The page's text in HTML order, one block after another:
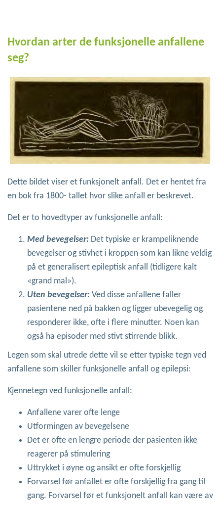
Hvordan arter de funksjonelle anfallene
seg?
Dette bildet viser et funksjonelt anfall. Det er hentet fra
en bok fra 1800- tallet hvor slike anfall er beskrevet.
Det er to hovedtyper av funksjonelle anfall:
Med bevegelser: Det typiske er krampeliknende
bevegelser og stivhet i kroppen som kan likne veldig
på et generalisert epileptisk anfall (tidligere kalt
«grand mal»).
Uten bevegelser: Ved disse anfallene faller
pasientene ned på bakken og ligger ubevegelig og
responderer ikke, ofte i flere minutter. Noen kan
også ha episoder med stivt stirrende blikk.
Legen som skal utrede dette vil se etter typiske tegn ved
anfallene som skiller funksjonelle anfall og epilepsi:
Kjennetegn ved funksjonelle anfall:
Anfallene varer ofte lenge
Utformingen av bevegelsene
Det er ofte en lengre periode der pasienten ikke
reagerer på stimulering
Uttrykket i øyne og ansikt er ofte forskjellig
Forvarsel før anfallet er ofte forskjellig fra gang til
gang. Forvarsel før et funksjonelt anfall kan være av